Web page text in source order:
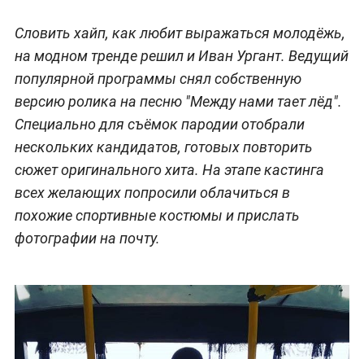
Словить хайп, как любит выражаться молодёжь,
на модном тренде решил и Иван Ургант. Ведущий
популярной программы снял собственную
версию ролика на песню "Между нами тает лёд".
Специально для съёмок пародии отобрали
нескольких кандидатов, готовых повторить
сюжет оригинального хита. На этапе кастинга
всех желающих попросили облачиться в
похожие спортивные костюмы и прислать
фотографии на почту.